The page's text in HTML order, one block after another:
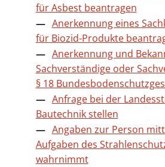
für Asbest beantragen
Anerkennung eines
für Biozid-Produkte
Anerkennung und
Sachverständige oder
§ 18
Anfrage bei der
Bautechnik stellen
Angaben zur Person
Aufgaben des
wahrnimmt